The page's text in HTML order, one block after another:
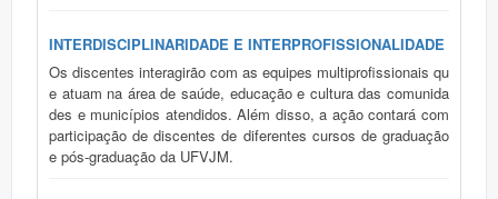
INTERDISCIPLINARIDADE E INTERPROFISSIONALIDADE
Os discentes interagirão com as equipes multiprofissionais qu
e atuam na área de saúde, educação e cultura das comunida
des e municípios atendidos. Além disso, a ação contará com
participação de discentes de diferentes cursos de graduação
e pós-graduação da UFVJM.